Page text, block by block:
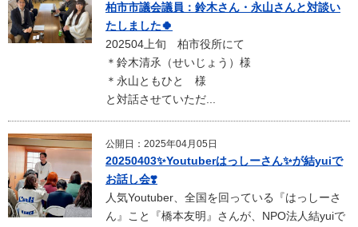
柏市市議会議員：鈴木さん・永山さんと対談い
たしました🍀
202504上旬 柏市役所にて
＊鈴木清氶（せいじょう）様
＊永山ともひと 様
と対話させていただ...
公開日：2025年04月05日
20250403✨Youtuberはっしーさん✨が結yuiで
お話し会❣️
人気Youtuber、全国を回っている『はっしーさ
ん』こと『橋本友明』さんが、NPO法人結yuiで